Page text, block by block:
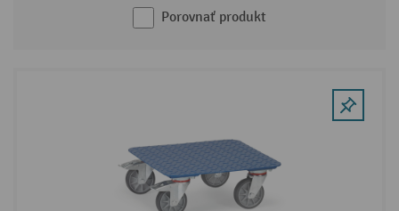
Porovnať produkt